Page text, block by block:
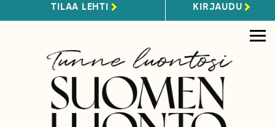
TILAA LEHTI KIRJAUDU